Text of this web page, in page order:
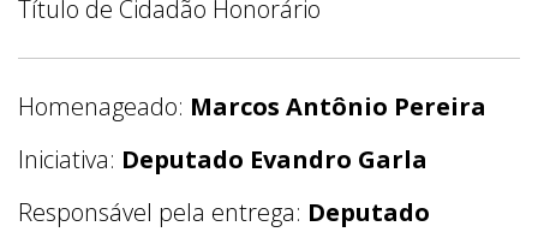
Título de Cidadão Honorário
Homenageado: Marcos Antônio Pereira
Iniciativa: Deputado Evandro Garla
Responsável pela entrega: Deputado